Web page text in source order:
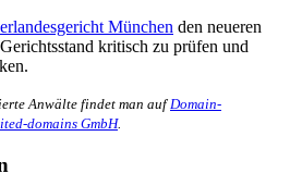
München den neueren
kritisch zu prüfen und
Anwälte findet man auf Domain-
domains GmbH.